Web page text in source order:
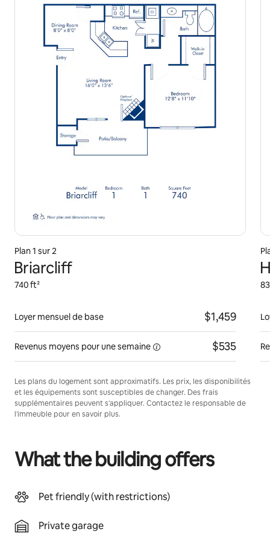
Plan 1 sur 2
Briarcliff
740 ft²
Loyer mensuel de base $1,459
Revenus moyens pour unesemaine $535
Les plans du logement sont approximatifs. Les prix, les disponibilités
et les équipements sont susceptibles de changer. Des frais
supplémentaires peuvent s'appliquer. Contactez le responsable de
l'immeuble pour en savoir plus.
What the building offers
Pet friendly (with restrictions)
Private garage